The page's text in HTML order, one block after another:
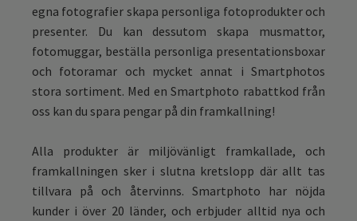
egna fotografier skapa personliga fotoprodukter och
presenter. Du kan dessutom skapa musmattor,
fotomuggar, beställa personliga presentationsboxar
och fotoramar och mycket annat i Smartphotos
stora sortiment. Med en Smartphoto rabattkod från
oss kan du spara pengar på din framkallning!
Alla produkter är miljövänligt framkallade, och
framkallningen sker i slutna kretslopp där allt tas
tillvara på och återvinns. Smartphoto har nöjda
kunder i över 20 länder, och erbjuder alltid nya och